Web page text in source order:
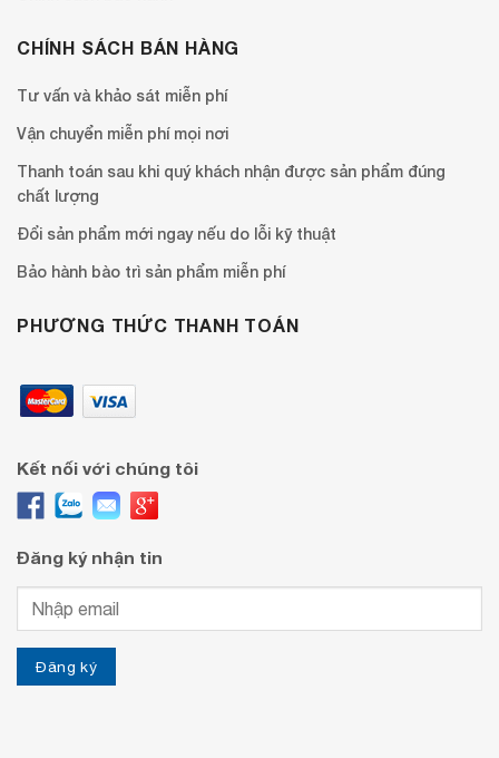
CHÍNH SÁCH BÁN HÀNG
Tư vấn và khảo sát miễn phí
Vận chuyển miễn phí mọi nơi
Thanh toán sau khi quý khách nhận được sản phẩm đúng
chất lượng
Đổi sản phẩm mới ngay nếu do lỗi kỹ thuật
Bảo hành bào trì sản phẩm miễn phí
PHƯƠNG THỨC THANH TOÁN
Kết nối với chúng tôi
Đăng ký nhận tin